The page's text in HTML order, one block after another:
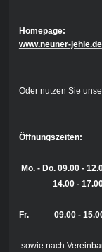
Homepage:
www.neuner-jehle.de
Oder nutzen Sie
Öffnungszeiten:
Mo. - Do. 09.00 -
14.00 -
Fr. 09.00 -
sowie nach